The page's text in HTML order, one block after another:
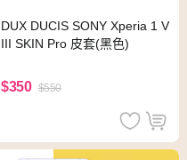
DUX DUCIS SONY Xperia 1 V
III SKIN Pro 皮套(黑色)
$350 $550